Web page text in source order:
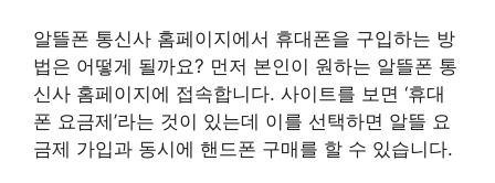
알뜰폰 통신사 홈페이지에서 휴대폰을 구입하는 방
법은 어떻게 될까요? 먼저 본인이 원하는 알뜰폰 통
신사 홈페이지에 접속합니다. 사이트를 보면 ‘휴대
폰 요금제’라는 것이 있는데 이를 선택하면 알뜰 요
금제 가입과 동시에 핸드폰 구매를 할 수 있습니다.